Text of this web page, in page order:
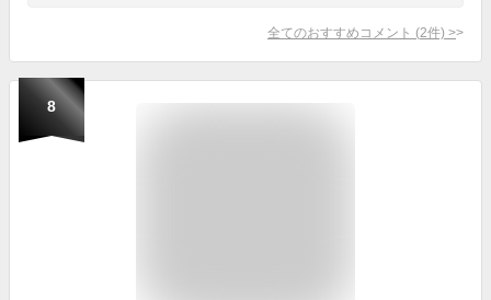
全てのおすすめコメント (2件) >
8